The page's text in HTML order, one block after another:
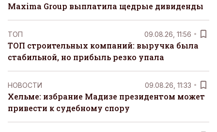
Maxima Group выплатила щедрые дивиденды
ТОП 09.08.26, 11:56
ТОП строительных компаний: выручка была
стабильной, но прибыль резко упала
НОВОСТИ 09.08.26, 11:33
Хельме: избрание Мадизе президентом может
привести к судебному спору